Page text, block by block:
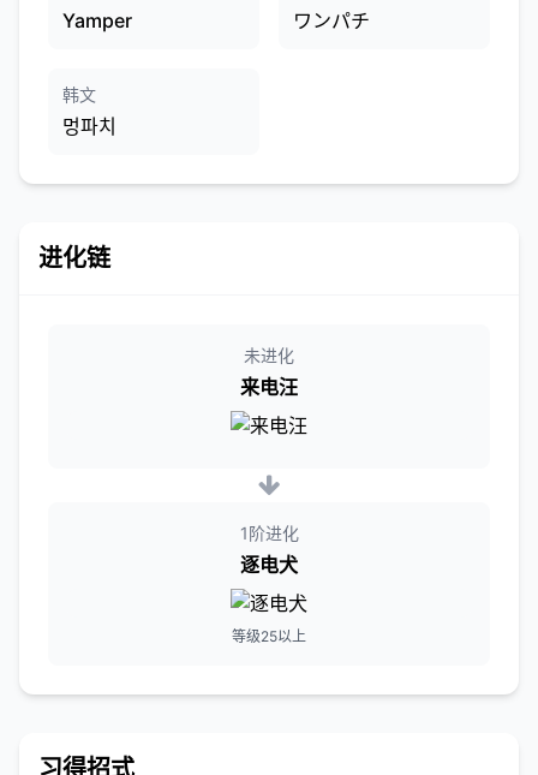
Yamper ワンパチ
韩文
멍파치
进化链
未进化
来电汪
1阶进化
逐电犬
等级25以上
习得招式